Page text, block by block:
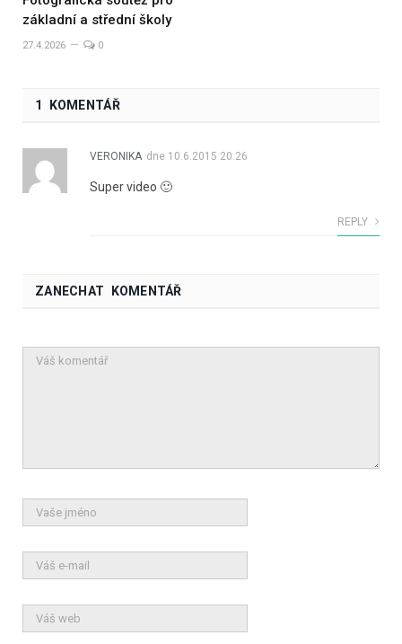
základní a střední školy
27.4.2026 0
1 KOMENTÁŘ
VERONIKA dne 10.6.2015 20.26
Super video 🙂
REPLY
ZANECHAT KOMENTÁŘ